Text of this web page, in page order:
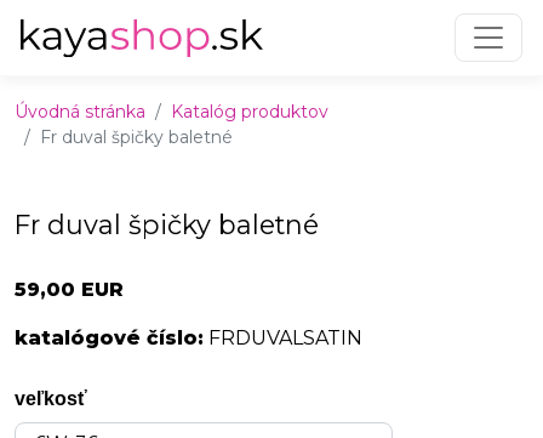
Úvodná stránka
Katalóg produktov
Fr duval špičky baletné
Fr duval špičky baletné
59,00 EUR
katalógové číslo: FRDUVALSATIN
veľkosť